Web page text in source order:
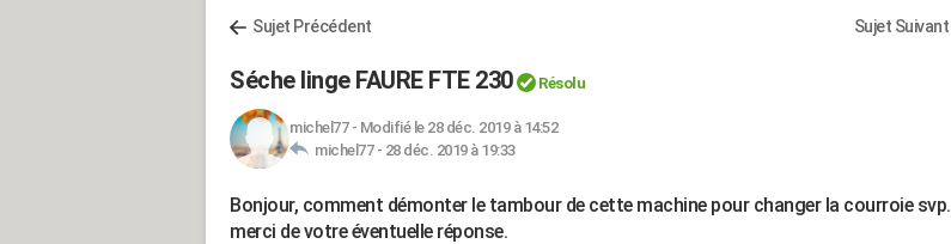
Sujet Précédent Sujet Suivant
Séche linge FAURE FTE 230 Résolu
michel77- Modifié le 28 déc. 2019 à 14:52
michel77 - 28 déc. 2019 à 19:33
Bonjour, comment démonter le tambour de cette machine pour changer la courroie svp.
merci de votre éventuelle réponse.